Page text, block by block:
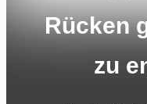
Rücken
zu